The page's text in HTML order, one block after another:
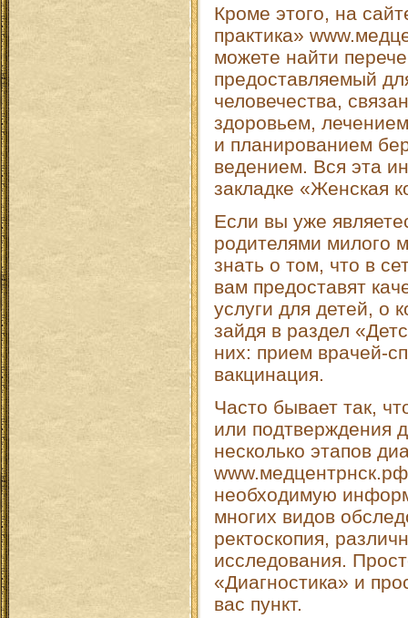
Кроме этого, на
практика»
можете найти
предоставляемый
человечества,
здоровьем,
и планированием
ведением. Вся эта
закладке «Женская
Если вы уже
родителями милого
знать о том, что в
вам предоставят
услуги для детей, о
зайдя в раздел
них: прием врачей-
вакцинация.
Часто бывает так,
или подтверждения
несколько этапов
необходимую
многих видов
ректоскопия,
исследования.
«Диагностика» и
вас пункт.